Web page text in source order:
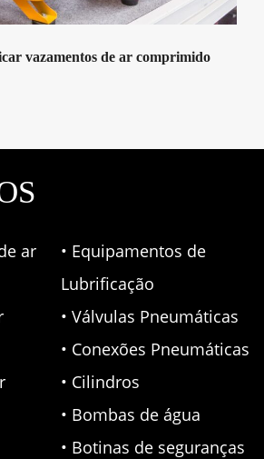
vazamentos de ar comprimido
ar
• Equipamentos de
Lubrificação
• Válvulas Pneumáticas
• Conexões Pneumáticas
• Cilindros
• Bombas de água
• Botinas de seguranças